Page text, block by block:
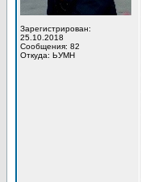
Зарегистрирован:
25.10.2018
Сообщения: 82
Откуда: ЬУМН